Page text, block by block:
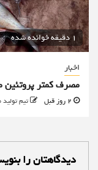
1 دقیقه خوانده شده
اخبار
مصرف کمتر
تیم تولید
دیدگاهتان را